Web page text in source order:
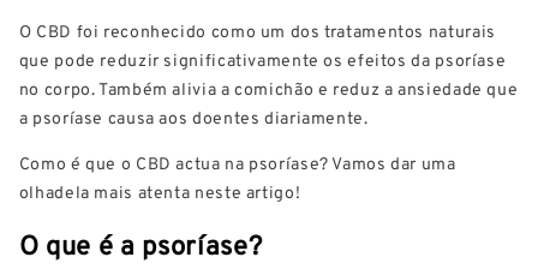
O CBD foi reconhecido como um dos tratamentos naturais
que pode reduzir significativamente os efeitos da psoríase
no corpo. Também alivia a comichão e reduz a ansiedade que
a psoríase causa aos doentes diariamente.
Como é que o CBD actua na psoríase? Vamos dar uma
olhadela mais atenta neste artigo!
O que é a psoríase?